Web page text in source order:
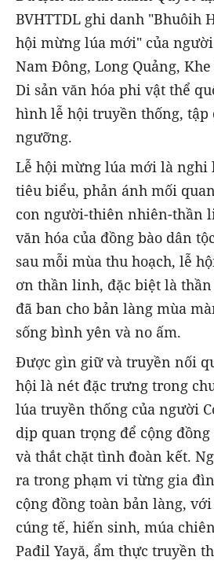
BVHTTDL ghi danh "Bhuôih
hội mừng lúa mới" của người
Nam Đông, Long Quảng,
Di sản văn hóa phi vật thể
hình lễ hội truyền thống, tập
ngưỡng.
Lễ hội mừng lúa mới là nghi
tiêu biểu, phản ánh mối
con người-thiên nhiên-thần
văn hóa của đồng bào dân
sau mỗi mùa thu hoạch, lễ
ơn thần linh, đặc biệt là
đã ban cho bản làng mùa
sống bình yên và no ấm.
Được gìn giữ và truyền nối
hội là nét đặc trưng trong
lúa truyền thống của người
dịp quan trọng để cộng
và thắt chặt tình đoàn kết.
ra trong phạm vi từng gia
cộng đồng toàn bản làng,
cúng tế, hiến sinh, múa
Pađil Yayă, ẩm thực truyền